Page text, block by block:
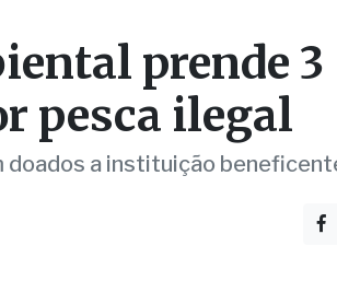
prende 3
pesca ilegal
doados a instituição